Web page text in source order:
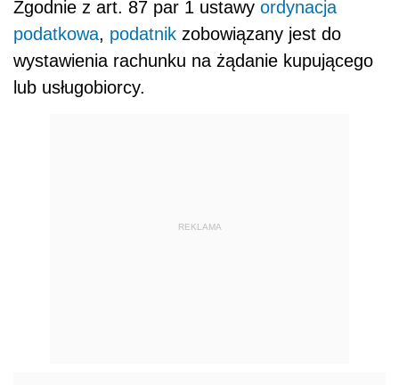
Zgodnie z art. 87 par 1 ustawy ordynacja
podatkowa, podatnik zobowiązany jest do
wystawienia rachunku na żądanie kupującego
lub usługobiorcy.
REKLAMA